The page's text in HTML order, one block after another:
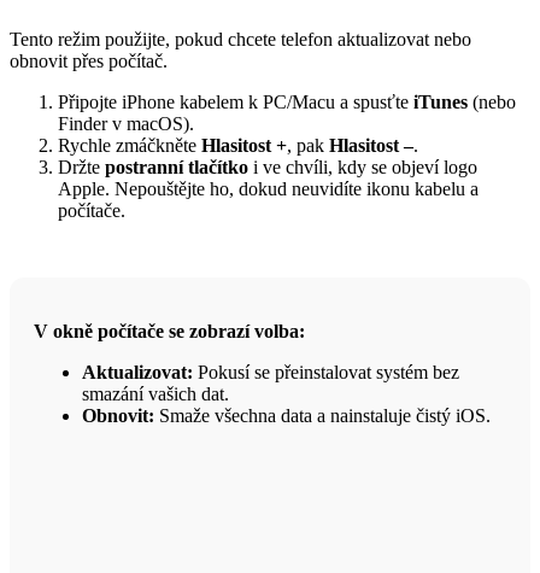
Tento režim použijte, pokud chcete telefon aktualizovat nebo
obnovit přes počítač.
Připojte iPhone kabelem k PC/Macu a spusťte iTunes (nebo
Finder v macOS).
Rychle zmáčkněte Hlasitost +, pak Hlasitost –.
Držte postranní tlačítko i ve chvíli, kdy se objeví logo
Apple. Nepouštějte ho, dokud neuvidíte ikonu kabelu a
počítače.
V okně počítače se zobrazí volba:
Aktualizovat: Pokusí se přeinstalovat systém bez
smazání vašich dat.
Obnovit: Smaže všechna data a nainstaluje čistý iOS.